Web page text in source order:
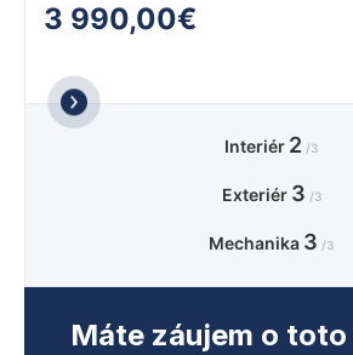
3 990,00€
Interiér 2 /3
Exteriér 3 /3
Mechanika 3 /3
Máte záujem o